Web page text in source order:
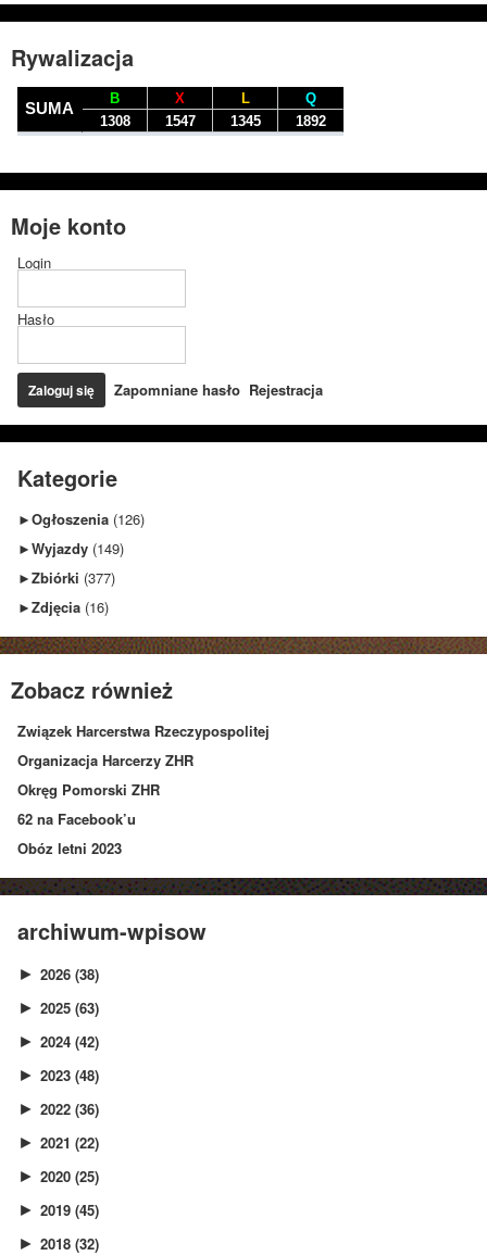
Rywalizacja
Moje konto
Login
Hasło
Zapomniane hasło Rejestracja
Kategorie
►Ogłoszenia (126)
►Wyjazdy (149)
►Zbiórki (377)
►Zdjęcia (16)
Zobacz również
Związek Harcerstwa Rzeczypospolitej
Organizacja Harcerzy ZHR
Okręg Pomorski ZHR
62 na Facebook’u
Obóz letni 2023
archiwum-wpisow
► 2026 (38)
► 2025 (63)
► 2024 (42)
► 2023 (48)
► 2022 (36)
► 2021 (22)
► 2020 (25)
► 2019 (45)
► 2018 (32)